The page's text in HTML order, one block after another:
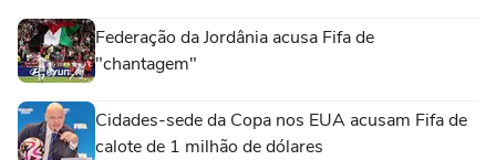
Federação da Jordânia acusa Fifa de
"chantagem"
Cidades-sede da Copa nos EUA acusam Fifa de
calote de 1 milhão de dólares